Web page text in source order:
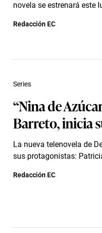
novela se estrenará este
Redacción EC
“Nina de
Barreto, inicia
La nueva telenovela de
sus protagonistas:
Series
Redacción EC